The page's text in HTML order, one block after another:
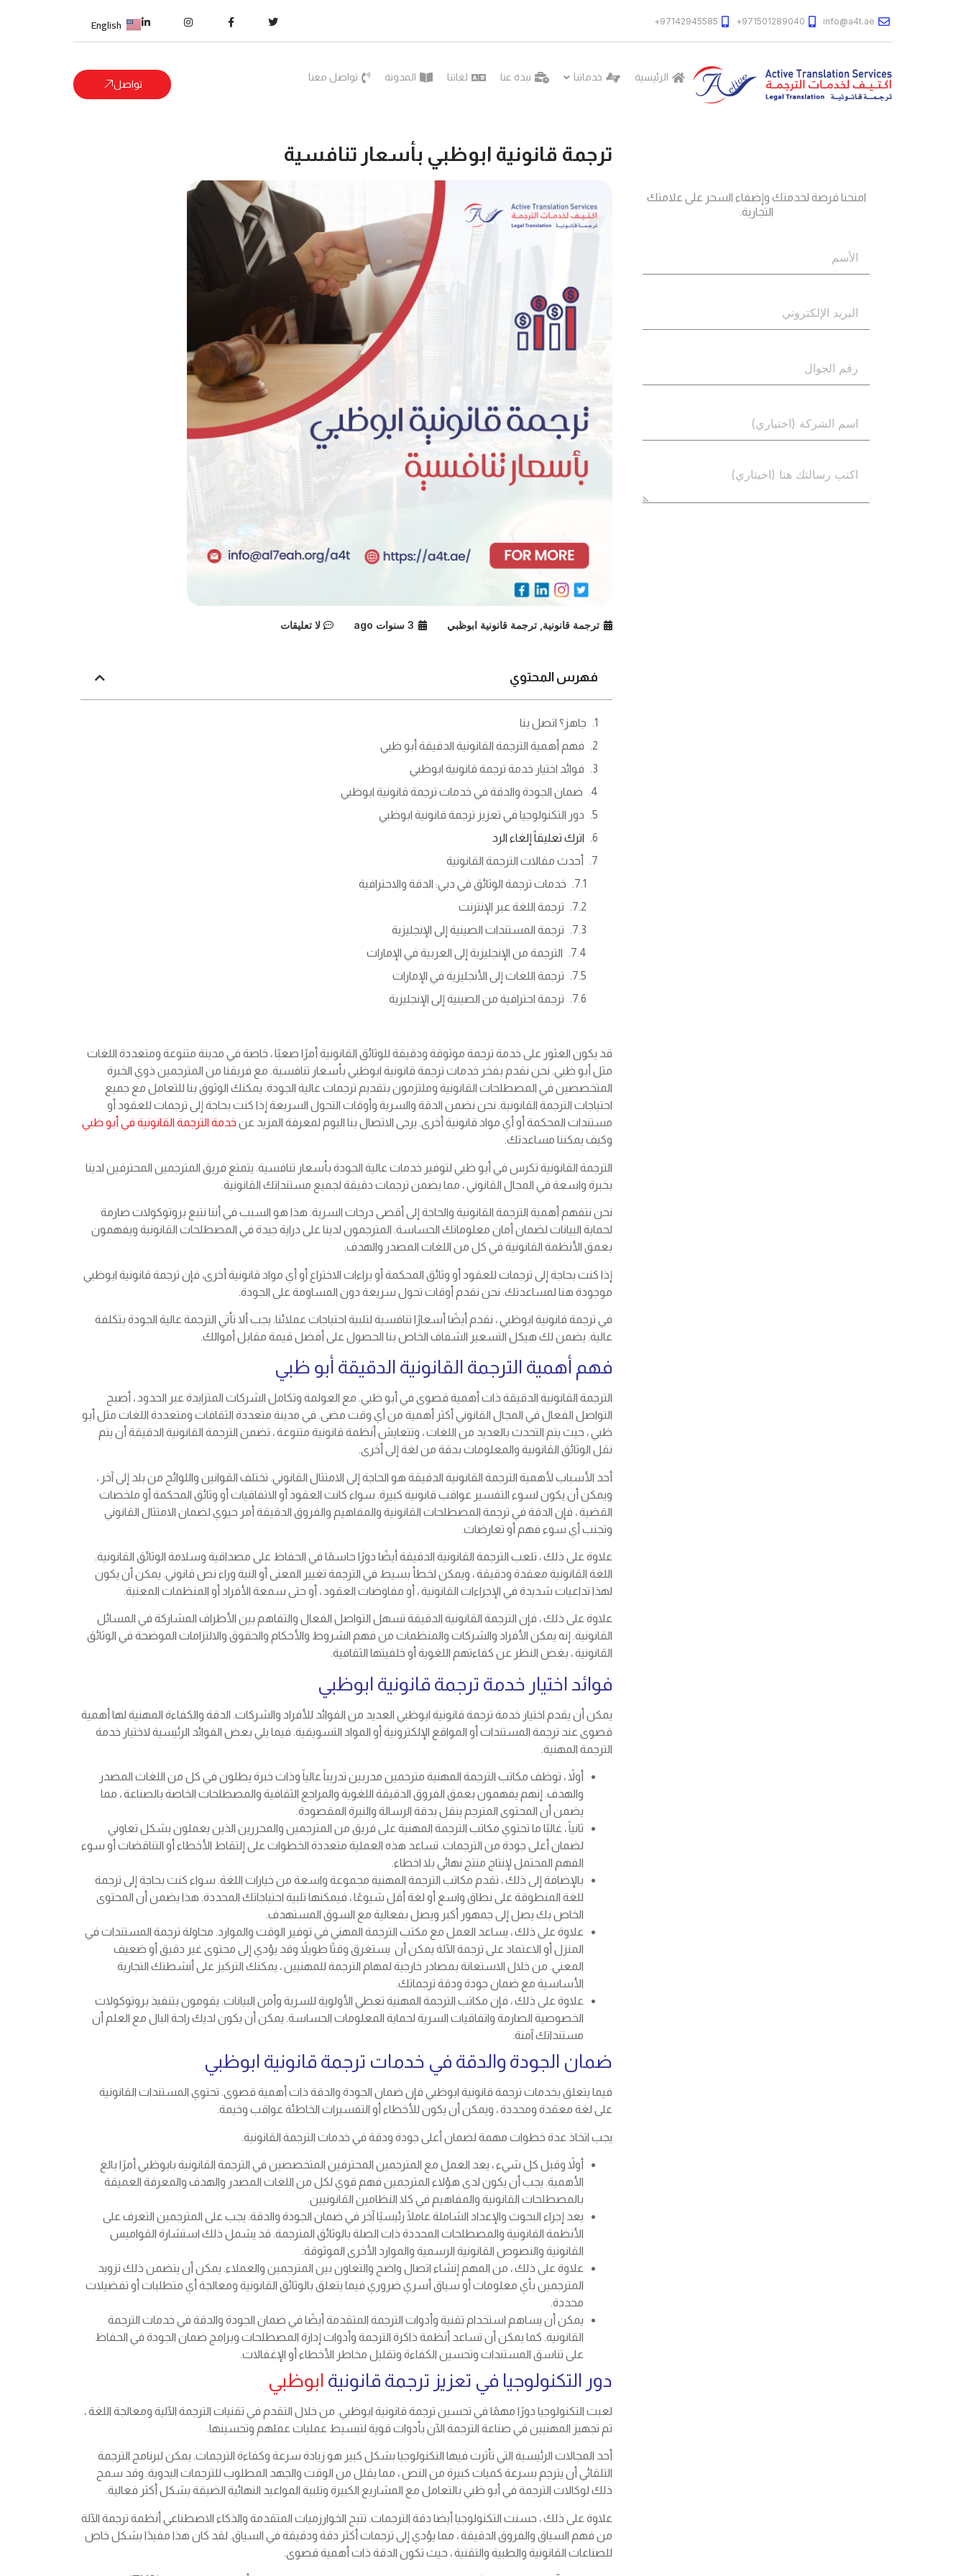
info@a4t.ae
971501289040+
97142945585+
English
الرئيسية خدماتنا نبذة عنا لغاتنا المدونة تواصل معنا
تواصل
امنحنا فرصة لخدمتك وإضفاء السحر على علامتك
التجارية.
ترجمة قانونية ابوظبي بأسعار تنافسية
ترجمة قانونية ترجمة قانونية ابوظبي 3 سنوات ago لا تعليقات
فهرس المحتوي
جاهز؟ اتصل بنا
فهم أهمية الترجمة القانونية الدقيقة أبو ظبي
فوائد اختيار خدمة ترجمة قانونية ابوظبي
ضمان الجودة والدقة في خدمات ترجمة قانونية ابوظبي
دور التكنولوجيا في تعزيز ترجمة قانونية ابوظبي
اترك تعليقاً إلغاء الرد
أحدث مقالات الترجمة القانونية
خدمات ترجمة الوثائق في دبي: الدقة والاحترافية
ترجمة اللغة عبر الإنترنت
ترجمة المستندات الصينية إلى الإنجليزية
الترجمة من الإنجليزية إلى العربية في الإمارات
ترجمة اللغات إلى الأنجليزية في الإمارات
ترجمة احترافية من الصينية إلى الإنجليزية
قد يكون العثور على خدمة ترجمة موثوقة ودقيقة للوثائق القانونية أمرًا صعبًا ، خاصة في مدينة متنوعة ومتعددة اللغات
مثل أبو ظبي. نحن نقدم بفخر خدمات ترجمة قانونية ابوظبي بأسعار تنافسية. مع فريقنا من المترجمين ذوي الخبرة
المتخصصين في المصطلحات القانونية وملتزمون بتقديم ترجمات عالية الجودة. يمكنك الوثوق بنا للتعامل مع جميع
احتياجات الترجمة القانونية. نحن نضمن الدقة والسرية وأوقات التحول السريعة إذا كنت بحاجة إلى ترجمات للعقود أو
مستندات المحكمة أو أي مواد قانونية أخرى. يرجى الاتصال بنا اليوم لمعرفة المزيد عن خدمة الترجمة القانونية في أبو ظبي
وكيف يمكننا مساعدتك.
الترجمة القانونية تكرس في أبو ظبي لتوفير خدمات عالية الجودة بأسعار تنافسية. يتمتع فريق المترجمين المحترفين لدينا
بخبرة واسعة في المجال القانوني ، مما يضمن ترجمات دقيقة لجميع مستنداتك القانونية.
نحن نتفهم أهمية الترجمة القانونية والحاجة إلى أقصى درجات السرية. هذا هو السبب في أننا نتبع بروتوكولات صارمة
لحماية البيانات لضمان أمان معلوماتك الحساسة. المترجمون لدينا على دراية جيدة في المصطلحات القانونية ويفهمون
بعمق الأنظمة القانونية في كل من اللغات المصدر والهدف.
إذا كنت بحاجة إلى ترجمات للعقود أو وثائق المحكمة أو براءات الاختراع أو أي مواد قانونية أخرى، فإن ترجمة قانونية ابوظبي
موجودة هنا لمساعدتك. نحن نقدم أوقات تحول سريعة دون المساومة على الجودة.
في ترجمة قانونية ابوظبي ، نقدم أيضًا أسعارًا تنافسية لتلبية احتياجات عملائنا. يجب ألا تأتي الترجمة عالية الجودة بتكلفة
عالية. يضمن لك هيكل التسعير الشفاف الخاص بنا الحصول على أفضل قيمة مقابل أموالك.
فهم أهمية الترجمة القانونية الدقيقة أبو ظبي
الترجمة القانونية الدقيقة ذات أهمية قصوى في أبو ظبي. مع العولمة وتكامل الشركات المتزايدة عبر الحدود ، أصبح
التواصل الفعال في المجال القانوني أكثر أهمية من أي وقت مضى. في مدينة متعددة الثقافات ومتعددة اللغات مثل أبو
ظبي ، حيث يتم التحدث بالعديد من اللغات ، وتتعايش أنظمة قانونية متنوعة ، تضمن الترجمة القانونية الدقيقة أن يتم
نقل الوثائق القانونية والمعلومات بدقة من لغة إلى أخرى.
أحد الأسباب لأهمية الترجمة القانونية الدقيقة هو الحاجة إلى الامتثال القانوني. تختلف القوانين واللوائح من بلد إلى آخر ،
ويمكن أن يكون لسوء التفسير عواقب قانونية كبيرة. سواء كانت العقود أو الاتفاقيات أو وثائق المحكمة أو ملخصات
القضية ، فإن الدقة في ترجمة المصطلحات القانونية والمفاهيم والفروق الدقيقة أمر حيوي لضمان الامتثال القانوني
وتجنب أي سوء فهم أو تعارضات.
علاوة على ذلك ، تلعب الترجمة القانونية الدقيقة أيضًا دورًا حاسمًا في الحفاظ على مصداقية وسلامة الوثائق القانونية.
اللغة القانونية معقدة ودقيقة ، ويمكن لخطأ بسيط في الترجمة تغيير المعنى أو النية وراء نص قانوني. يمكن أن يكون
لهذا تداعيات شديدة في الإجراءات القانونية ، أو مفاوضات العقود ، أو حتى سمعة الأفراد أو المنظمات المعنية.
علاوة على ذلك ، فإن الترجمة القانونية الدقيقة تسهل التواصل الفعال والتفاهم بين الأطراف المشاركة في المسائل
القانونية. إنه يمكن الأفراد والشركات والمنظمات من فهم الشروط والأحكام والحقوق والالتزامات الموضحة في الوثائق
القانونية ، بغض النظر عن كفاءتهم اللغوية أو خلفيتها الثقافية.
فوائد اختيار خدمة ترجمة قانونية ابوظبي
يمكن أن يقدم اختيار خدمة ترجمة قانونية ابوظبي العديد من الفوائد للأفراد والشركات. الدقة والكفاءة المهنية لها أهمية
قصوى عند ترجمة المستندات أو المواقع الإلكترونية أو المواد التسويقية. فيما يلي بعض الفوائد الرئيسية لاختيار خدمة
الترجمة المهنية.
أولاً ، توظف مكاتب الترجمة المهنية مترجمين مدربين تدريباً عالياً وذات خبرة يطلون في كل من اللغات المصدر
والهدف. إنهم يفهمون بعمق الفروق الدقيقة اللغوية والمراجع الثقافية والمصطلحات الخاصة بالصناعة ، مما
يضمن أن المحتوى المترجم ينقل بدقة الرسالة والنبرة المقصودة.
ثانياً ، غالبًا ما تحتوي مكاتب الترجمة المهنية على فريق من المترجمين والمحررين الذين يعملون بشكل تعاوني
لضمان أعلى جودة من الترجمات. تساعد هذه العملية متعددة الخطوات على إلتقاط الأخطاء أو التناقضات أو سوء
الفهم المحتمل لإنتاج منتج نهائي بلا اخطاء.
بالإضافة إلى ذلك ، تقدم مكاتب الترجمة المهنية مجموعة واسعة من خيارات اللغة. سواء كنت بحاجة إلى ترجمة
للغة المنطوقة على نطاق واسع أو لغة أقل شيوعًا ، فيمكنها تلبية احتياجاتك المحددة. هذا يضمن أن المحتوى
الخاص بك يصل إلى جمهور أكبر ويصل بفعالية مع السوق المستهدف.
علاوة على ذلك ، يساعد العمل مع مكتب الترجمة المهني في توفير الوقت والموارد. محاولة ترجمة المستندات في
المنزل أو الاعتماد على ترجمة الآلة يمكن أن يستغرق وقتًا طويلاً وقد يؤدي إلى محتوى غير دقيق أو ضعيف
المعني. من خلال الاستعانة بمصادر خارجية لمهام الترجمة للمهنيين ، يمكنك التركيز على أنشطتك التجارية
الأساسية مع ضمان جودة ودقة ترجماتك.
علاوة على ذلك ، فإن مكاتب الترجمة المهنية تعطي الأولوية للسرية وأمن البيانات. يقومون بتنفيذ بروتوكولات
الخصوصية الصارمة واتفاقيات السرية لحماية المعلومات الحساسة. يمكن أن يكون لديك راحة البال مع العلم أن
مستنداتك آمنة.
ضمان الجودة والدقة في خدمات ترجمة قانونية ابوظبي
فيما يتعلق بخدمات ترجمة قانونية ابوظبي فإن ضمان الجودة والدقة ذات أهمية قصوى. تحتوي المستندات القانونية
على لغة معقدة ومحددة ، ويمكن أن يكون للأخطاء أو التفسيرات الخاطئة عواقب وخيمة.
يجب اتخاذ عدة خطوات مهمة لضمان أعلى جودة ودقة في خدمات الترجمة القانونية.
أولاً وقبل كل شيء ، يعد العمل مع المترجمين المحترفين المتخصصين في الترجمة القانونية بابوظبي أمرًا بالغ
الأهمية. يجب أن يكون لدى هؤلاء المترجمين فهم قوي لكل من اللغات المصدر والهدف والمعرفة العميقة
بالمصطلحات القانونية والمفاهيم في كلا النظامين القانونيين.
يعد إجراء البحوث والإعداد الشاملة عاملًا رئيسيًا آخر في ضمان الجودة والدقة. يجب على المترجمين التعرف على
الأنظمة القانونية والمصطلحات المحددة ذات الصلة بالوثائق المترجمة. قد يشمل ذلك استشارة القواميس
القانونية والنصوص القانونية الرسمية والموارد الأخرى الموثوقة.
علاوة على ذلك ، من المهم إنشاء اتصال واضح والتعاون بين المترجمين والعملاء. يمكن أن يتضمن ذلك تزويد
المترجمين بأي معلومات أو سياق أسري ضروري فيما يتعلق بالوثائق القانونية ومعالجة أي متطلبات أو تفضيلات
محددة.
يمكن أن يساهم استخدام تقنية وأدوات الترجمة المتقدمة أيضًا في ضمان الجودة والدقة في خدمات الترجمة
القانونية. كما يمكن أن تساعد أنظمة ذاكرة الترجمة وأدوات إدارة المصطلحات وبرامج ضمان الجودة في الحفاظ
على تناسق المستندات وتحسين الكفاءة وتقليل مخاطر الأخطاء أو الإغفالات.
دور التكنولوجيا في تعزيز ترجمة قانونية ابوظبي
لعبت التكنولوجيا دورًا مهمًا في تحسين ترجمة قانونية ابوظبي. من خلال التقدم في تقنيات الترجمة الآلية ومعالجة اللغة ،
تم تجهيز المهنيين في صناعة الترجمة الآن بأدوات قوية لتبسيط عمليات عملهم وتحسينها.
أحد المجالات الرئيسية التي تأثرت فيها التكنولوجيا بشكل كبير هو زيادة سرعة وكفاءة الترجمات. يمكن لبرنامج الترجمة
التلقائي أن يترجم بسرعة كميات كبيرة من النص ، مما يقلل من الوقت والجهد المطلوب للترجمات اليدوية. وقد سمح
ذلك لوكالات الترجمة في أبو ظبي بالتعامل مع المشاريع الكبيرة وتلبية المواعيد النهائية الضيقة بشكل أكثر فعالية.
علاوة على ذلك ، حسنت التكنولوجيا أيضا دقة الترجمات. تتيح الخوارزميات المتقدمة والذكاء الاصطناعي أنظمة ترجمة الآلة
من فهم السياق والفروق الدقيقة ، مما يؤدي إلى ترجمات أكثر دقة ودقيقة في السياق. لقد كان هذا مفيدًا بشكل خاص
للصناعات القانونية والطبية والتقنية ، حيث تكون الدقة ذات أهمية قصوى.